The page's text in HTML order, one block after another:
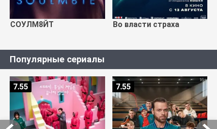
СОУЛМ8ЙТ Во власти страха
Популярные сериалы
7.55 7.55